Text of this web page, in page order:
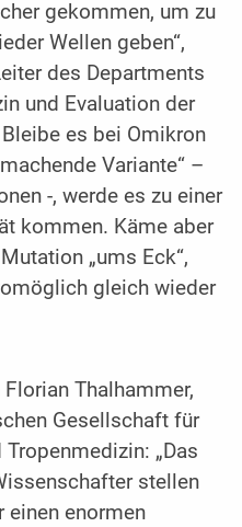
gekommen, um zu
Wellen geben“,
des Departments
und Evaluation der
es bei Omikron
Variante“ –
-, werde es zu einer
kommen. Käme aber
„ums Eck“,
gleich wieder
Thalhammer,
Gesellschaft für
„Das
stellen
einen enormen